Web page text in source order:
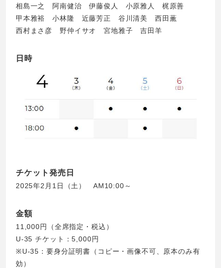
相島一之 阿南健治 伊藤俊人 小原雅人 梶原善
甲本雅裕 小林隆 近藤芳正 谷川清美 西田薫
西村まさ彦 野仲イサオ 宮地雅子 吉田羊
日時
チケット発売日
2025年2月1日（土） AM10:00～
金額
11,000円（全席指定・税込）
U-35 チケット：5,000円
※U-35：要身分証明書（コピー・画像不可、原本のみ有
効）